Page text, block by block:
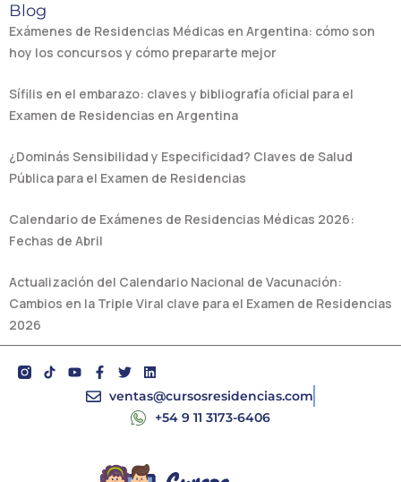
Blog
Exámenes de Residencias Médicas en Argentina: cómo son
hoy los concursos y cómo prepararte mejor
Sífilis en el embarazo: claves y bibliografía oficial para el
Examen de Residencias en Argentina
¿Dominás Sensibilidad y Especificidad? Claves de Salud
Pública para el Examen de Residencias
Calendario de Exámenes de Residencias Médicas 2026:
Fechas de Abril
Actualización del Calendario Nacional de Vacunación:
Cambios en la Triple Viral clave para el Examen de Residencias
2026
Y
o
F
a
c
k
-
T
w
i
L
i
n
e
n
ventas@cursosresidencias.com
+54 9 11 3173-6406